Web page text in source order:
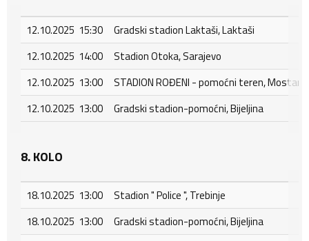
12.10.2025 15:30
Gradski stadion Laktaši, Laktaši
12.10.2025 14:00
Stadion Otoka, Sarajevo
12.10.2025 13:00
STADION ROĐENI - pomoćni teren, Mostar
12.10.2025 13:00
Gradski stadion-pomoćni, Bijeljina
8. KOLO
18.10.2025 13:00
Stadion " Police ", Trebinje
18.10.2025 13:00
Gradski stadion-pomoćni, Bijeljina